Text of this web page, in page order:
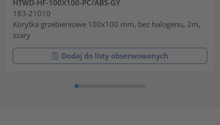
HTWD-HF-100X100-PC/ABS-GY
183-21010
Korytka grzebieniowe 100x100 mm, bez halogenu, 2m,
szary
Dodaj do listy obserwowanych